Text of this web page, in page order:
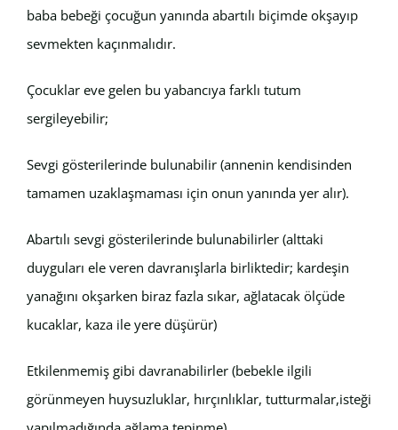
baba bebeği çocuğun yanında abartılı biçimde okşayıp
sevmekten kaçınmalıdır.
Çocuklar eve gelen bu yabancıya farklı tutum
sergileyebilir;
Sevgi gösterilerinde bulunabilir (annenin kendisinden
tamamen uzaklaşmaması için onun yanında yer alır).
Abartılı sevgi gösterilerinde bulunabilirler (alttaki
duyguları ele veren davranışlarla birliktedir; kardeşin
yanağını okşarken biraz fazla sıkar, ağlatacak ölçüde
kucaklar, kaza ile yere düşürür)
Etkilenmemiş gibi davranabilirler (bebekle ilgili
görünmeyen huysuzluklar, hırçınlıklar, tutturmalar,isteği